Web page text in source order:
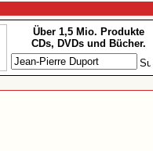
Über 1,5 Mio. Produkte
CDs, DVDs und Bücher.